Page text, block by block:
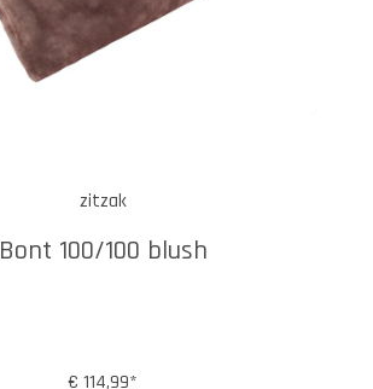
zitzak
Bont 100/100 blush
€ 114,99*